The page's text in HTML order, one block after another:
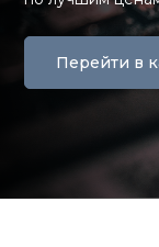
Перейти в